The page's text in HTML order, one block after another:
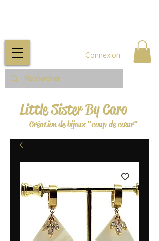
Little Sister By Caro
Création de bijoux "coup de cœur"
Connexion